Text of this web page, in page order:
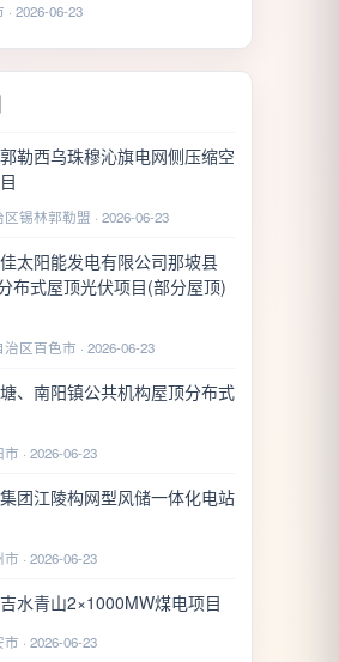
2026-06-23
勒西乌珠穆沁旗电网侧压缩空
锡林郭勒盟 · 2026-06-23
太阳能发电有限公司那坡县
布式屋顶光伏项目(部分屋顶)
区百色市 · 2026-06-23
、南阳镇公共机构屋顶分布式
· 2026-06-23
团江陵构网型风储一体化电站
· 2026-06-23
水青山2×1000MW煤电项目
· 2026-06-23